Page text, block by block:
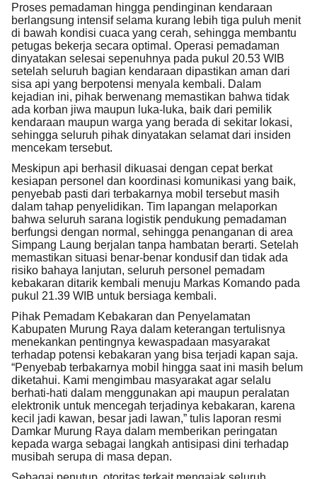
Proses pemadaman hingga pendinginan kendaraan
berlangsung intensif selama kurang lebih tiga puluh menit
di bawah kondisi cuaca yang cerah, sehingga membantu
petugas bekerja secara optimal. Operasi pemadaman
dinyatakan selesai sepenuhnya pada pukul 20.53 WIB
setelah seluruh bagian kendaraan dipastikan aman dari
sisa api yang berpotensi menyala kembali. Dalam
kejadian ini, pihak berwenang memastikan bahwa tidak
ada korban jiwa maupun luka-luka, baik dari pemilik
kendaraan maupun warga yang berada di sekitar lokasi,
sehingga seluruh pihak dinyatakan selamat dari insiden
mencekam tersebut.
Meskipun api berhasil dikuasai dengan cepat berkat
kesiapan personel dan koordinasi komunikasi yang baik,
penyebab pasti dari terbakarnya mobil tersebut masih
dalam tahap penyelidikan. Tim lapangan melaporkan
bahwa seluruh sarana logistik pendukung pemadaman
berfungsi dengan normal, sehingga penanganan di area
Simpang Laung berjalan tanpa hambatan berarti. Setelah
memastikan situasi benar-benar kondusif dan tidak ada
risiko bahaya lanjutan, seluruh personel pemadam
kebakaran ditarik kembali menuju Markas Komando pada
pukul 21.39 WIB untuk bersiaga kembali.
Pihak Pemadam Kebakaran dan Penyelamatan
Kabupaten Murung Raya dalam keterangan tertulisnya
menekankan pentingnya kewaspadaan masyarakat
terhadap potensi kebakaran yang bisa terjadi kapan saja.
“Penyebab terbakarnya mobil hingga saat ini masih belum
diketahui. Kami mengimbau masyarakat agar selalu
berhati-hati dalam menggunakan api maupun peralatan
elektronik untuk mencegah terjadinya kebakaran, karena
kecil jadi kawan, besar jadi lawan,” tulis laporan resmi
Damkar Murung Raya dalam memberikan peringatan
kepada warga sebagai langkah antisipasi dini terhadap
musibah serupa di masa depan.